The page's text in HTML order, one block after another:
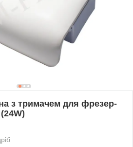
з тримачем для фрезер-